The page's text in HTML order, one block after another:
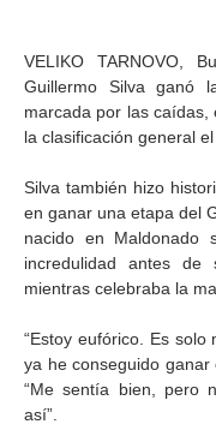
VELIKO TARNOVO,
Guillermo Silva ganó
marcada por las
la clasificación general el
Silva también hizo
en ganar una etapa del
nacido en
incredulidad antes
mientras celebraba la
“Estoy eufórico. Es
ya he conseguido ganar
“Me sentía bien, pero
así”.